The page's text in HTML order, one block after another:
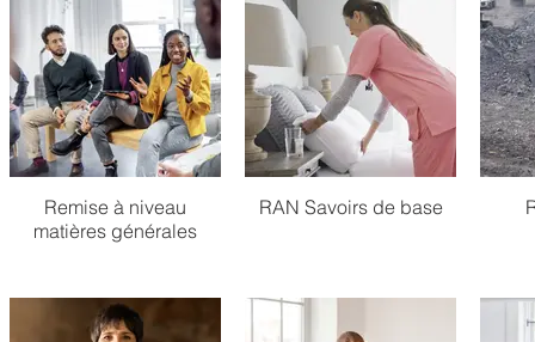
Remise à niveau
matières générales
RAN Savoirs de base